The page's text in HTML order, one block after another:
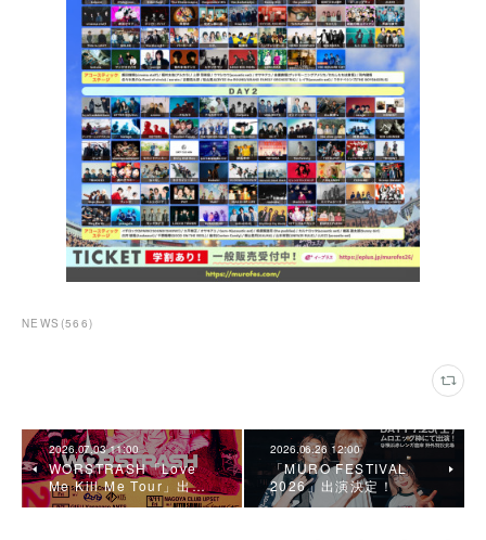
NEWS (566)
2026.07.03 11:00
WORSTRASH「Love
Me Kill Me Tour」出…
2026.06.26 12:00
「MURO FESTIVAL
2026」出演決定！